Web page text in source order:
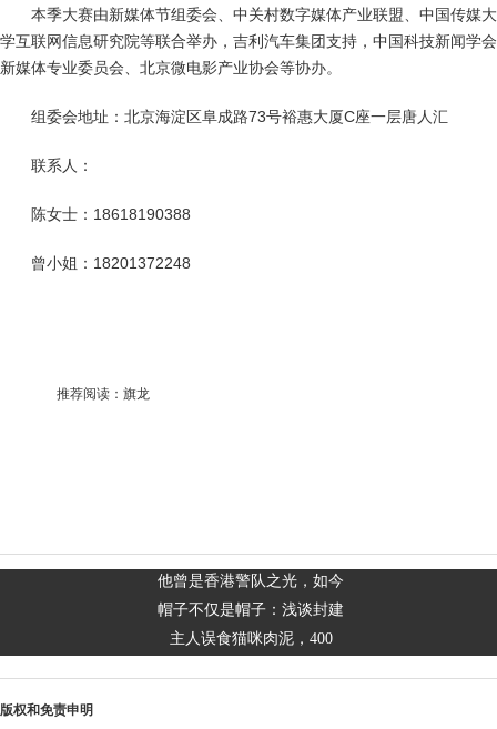
本季大赛由新媒体节组委会、中关村数字媒体产业联盟、中国传媒大
学互联网信息研究院等联合举办，吉利汽车集团支持，中国科技新闻学会
新媒体专业委员会、北京微电影产业协会等协办。
组委会地址：北京海淀区阜成路73号裕惠大厦C座一层唐人汇
联系人：
陈女士：18618190388
曾小姐：18201372248
推荐阅读： 旗龙
他曾是香港警队之光，如今
帽子不仅是帽子：浅谈封建
主人误食猫咪肉泥，400
版权和免责申明